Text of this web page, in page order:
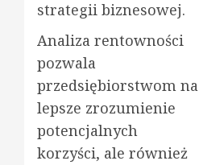
strategii biznesowej.
Analiza rentowności
pozwala
przedsiębiorstwom na
lepsze zrozumienie
potencjalnych
korzyści, ale również